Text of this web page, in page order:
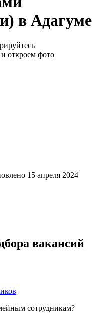
в Адагуме
откроем фото
15 апреля 2024
вакансий
сотрудникам?